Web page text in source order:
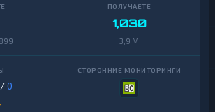
1,030
3,9 M
/0